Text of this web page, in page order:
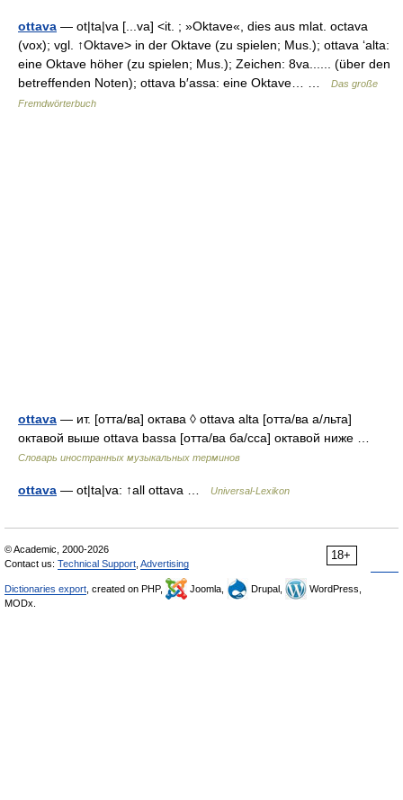
ottava — ot|ta|va [...va] <it. ; »Oktave«, dies aus mlat. octava
(vox); vgl. ↑Oktave> in der Oktave (zu spielen; Mus.); ottava ‘alta:
eine Oktave höher (zu spielen; Mus.); Zeichen: 8va...... (über den
betreffenden Noten); ottava b′assa: eine Oktave… …
Das große
Fremdwörterbuch
ottava — ит. [отта/ва] октава ◊ ottava alta [отта/ва а/льта]
октавой выше ottava bassa [отта/ва ба/сса] октавой ниже …
Словарь иностранных музыкальных терминов
ottava — ot|ta|va: ↑all ottava … Universal-Lexikon
18+
© Academic, 2000-2026
Contact us: Technical Support Advertising
Dictionaries export , created on PHP, Joomla, Drupal,
WordPress,
MODx.